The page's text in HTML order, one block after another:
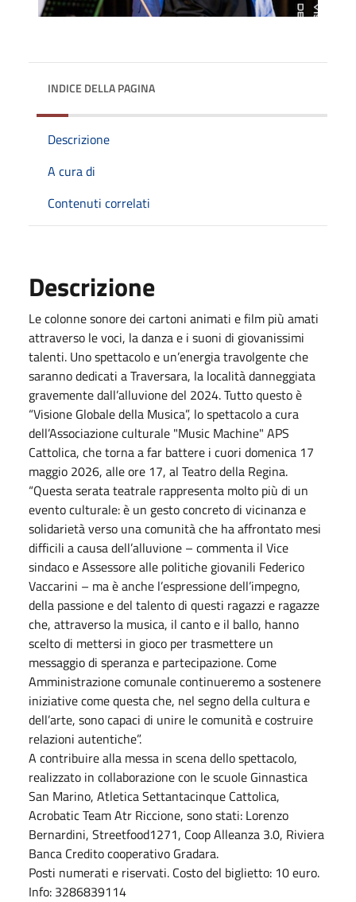
INDICE DELLA PAGINA
Descrizione
A cura di
Contenuti correlati
Descrizione
Le colonne sonore dei cartoni animati e film più amati
attraverso le voci, la danza e i suoni di giovanissimi
talenti. Uno spettacolo e un’energia travolgente che
saranno dedicati a Traversara, la località danneggiata
gravemente dall’alluvione del 2024. Tutto questo è
“Visione Globale della Musica”, lo spettacolo a cura
dell’Associazione culturale "Music Machine" APS
Cattolica, che torna a far battere i cuori domenica 17
maggio 2026, alle ore 17, al Teatro della Regina.
“Questa serata teatrale rappresenta molto più di un
evento culturale: è un gesto concreto di vicinanza e
solidarietà verso una comunità che ha affrontato mesi
difficili a causa dell’alluvione – commenta il Vice
sindaco e Assessore alle politiche giovanili Federico
Vaccarini – ma è anche l’espressione dell’impegno,
della passione e del talento di questi ragazzi e ragazze
che, attraverso la musica, il canto e il ballo, hanno
scelto di mettersi in gioco per trasmettere un
messaggio di speranza e partecipazione. Come
Amministrazione comunale continueremo a sostenere
iniziative come questa che, nel segno della cultura e
dell’arte, sono capaci di unire le comunità e costruire
relazioni autentiche”.
A contribuire alla messa in scena dello spettacolo,
realizzato in collaborazione con le scuole Ginnastica
San Marino, Atletica Settantacinque Cattolica,
Acrobatic Team Atr Riccione, sono stati: Lorenzo
Bernardini, Streetfood1271, Coop Alleanza 3.0, Riviera
Banca Credito cooperativo Gradara.
Posti numerati e riservati. Costo del biglietto: 10 euro.
Info: 3286839114